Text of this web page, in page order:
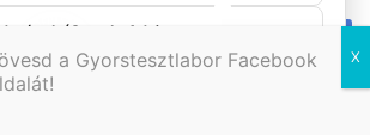
a Gyorstesztlabor Facebook
(Google Ads)